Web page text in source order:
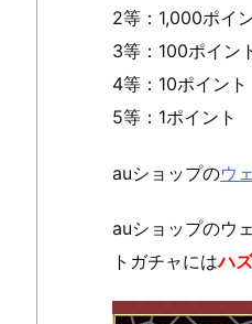
2等：1,000ポイ
3等：100ポイン
4等：10ポイント
5等：1ポイント
auショップのウ
auショップのウ
トガチャにはハ